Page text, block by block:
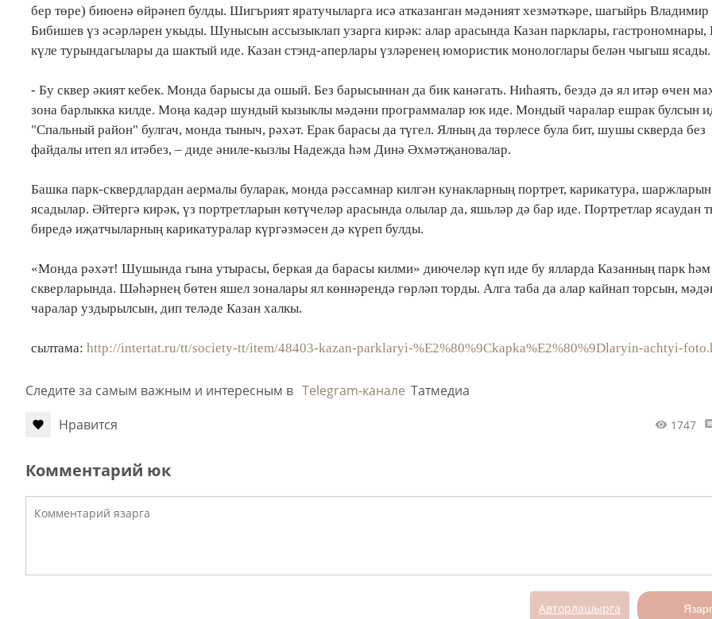
бер төре) биюенә өйрәнеп булды. Шигърият яратучыларга исә атказанган мәдәният хезмәткәре, шагыйрь Владимир
Бибишев үз әсәрләрен укыды. Шунысын ассызыклап узарга кирәк: алар арасында Казан парклары, гастрономнары,
күле турындагылары да шактый иде. Казан стэнд-аперлары үзләренең юмористик монологлары белән чыгыш ясады.
- Бу сквер әкият кебек. Монда барысы да ошый. Без барысыннан да бик канәгать. Ниһаять, бездә дә ял итәр өчен
зона барлыкка килде. Моңа кадәр шундый кызыклы мәдәни программалар юк иде. Мондый чаралар ешрак булсын
"Спальный район" булгач, монда тыныч, рәхәт. Ерак барасы да түгел. Ялның да төрлесе була бит, шушы скверда без
файдалы итеп ял итәбез, – диде әниле-кызлы Надежда һәм Динә Әхмәтҗановалар.
Башка парк-сквердлардан аермалы буларак, монда рәссамнар килгән кунакларның портрет, карикатура, шаржларын
ясадылар. Әйтергә кирәк, үз портретларын көтүчеләр арасында олылар да, яшьләр дә бар иде. Портретлар ясаудан
биредә иҗатчыларның карикатуралар күргәзмәсен дә күреп булды.
«Монда рәхәт! Шушында гына утырасы, беркая да барасы килми» диючеләр күп иде бу ялларда Казанның парк һәм
скверларында. Шәһәрнең бөтен яшел зоналары ял көннәрендә гөрләп торды. Алга таба да алар кайнап торсын,
чаралар уздырылсын, дип теләде Казан халкы.
сылтама: http://intertat.ru/tt/society-tt/item/48403-kazan-parklaryi-%E2%80%9Ckapka%E2%80%9Dlaryin-achtyi-
Следите за самым важным и интересным в Telegram-канале Татмедиа
Нравится
1747
Комментарий юк
Авторлашырга